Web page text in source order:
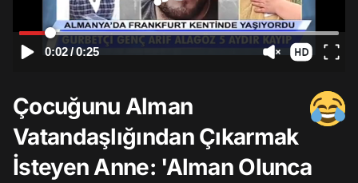
0:02/0:25
Çocuğunu Alman
Vatandaşlığından Çıkarmak
İsteyen Anne: 'Alman Olunca